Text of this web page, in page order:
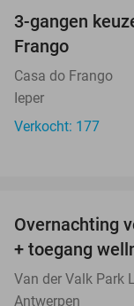
3-gangen
Frango
Casa do Frango
Ieper
Verkocht: 177
Overnachting
+ toegang
Van der Valk Park
Antwerpen